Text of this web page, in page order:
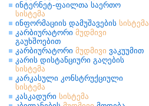
ინტერნეტ-ფაილთა საერთო
სისტემა
ინფორმაციის დამუშავების სისტემა
კარბიურატორი მუდმივი
გაუხშოებით
კარბიურატორი მუდმივი ვაკუუმით
კარის დისტანციური გაღების
სისტემა
კარკასული კონსტრუქციული
სისტემა
კასკადური სისტემა